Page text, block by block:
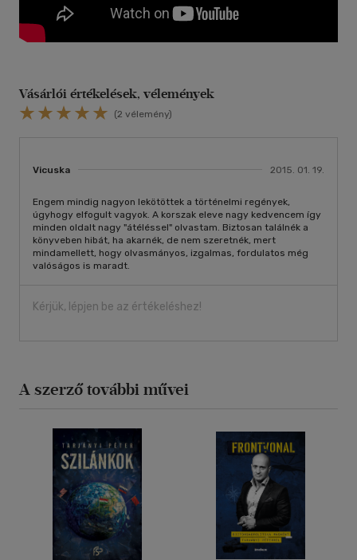
Vásárlói értékelések, vélemények
(2 vélemény)
Vicuska 2015. 01. 19.
Engem mindig nagyon lekötöttek a történelmi regények,
úgyhogy elfogult vagyok. A korszak eleve nagy kedvencem így
minden oldalt nagy "átéléssel" olvastam. Biztosan találnék a
könyveben hibát, ha akarnék, de nem szeretnék, mert
mindamellett, hogy olvasmányos, izgalmas, fordulatos még
valóságos is maradt.
Kérjük, lépjen be az értékeléshez!
A szerző további művei